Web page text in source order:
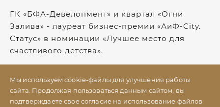
ГК «БФА-Девелопмент» и квартал «Огни
Залива» - лауреат бизнес-премии «АиФ-City.
Статус» в номинации «Лучшее место для
счастливого детства».
Мы используем cookie-файлы для улучшения работы
сайта. Продолжая пользоваться данным сайтом, вы
подтверждаете свое согласие на использование файлов